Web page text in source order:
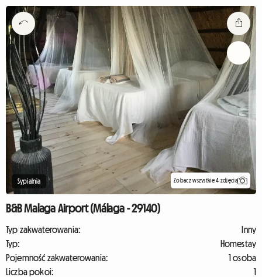
Sypialnia Zobacz wszystkie 4 zdjęcia
B&B Malaga Airport (Málaga - 29140)
Typ zakwaterowania:
Inny
Typ:
Homestay
Pojemność zakwaterowania:
1 osoba
Liczba pokoi:
1